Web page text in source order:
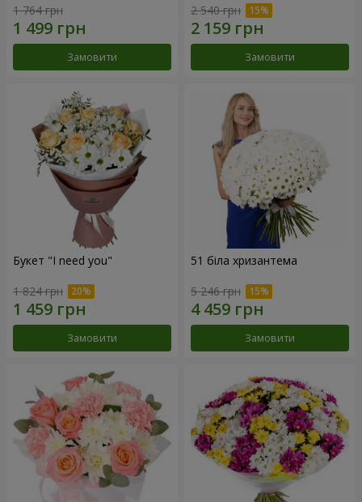
1 764 грн
Замовити
2 540 грн
Замовити
Букет "I need you"
1 824 грн
Замовити
51 біла хризантема
5 246 грн
Замовити